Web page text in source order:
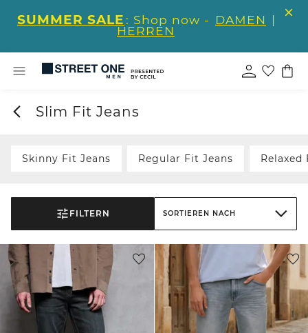
SUMMER SALE : Shop now - DAMEN |
HERREN
Slim Fit Jeans
Skinny Fit Jeans Regular Fit Jeans Relaxed
FILTERN SORTIEREN NACH